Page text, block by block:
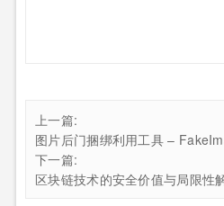
上一篇:
图片后门捆绑利用工具 –
下一篇:
区块链技术的安全价值与局限性